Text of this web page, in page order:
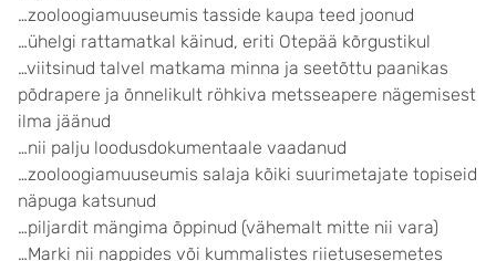
…zooloogiamuuseumis tasside kaupa teed joonud
…ühelgi rattamatkal käinud, eriti Otepää kõrgustikul
…viitsinud talvel matkama minna ja seetõttu paanikas
põdrapere ja õnnelikult röhkiva metsseapere nägemisest
ilma jäänud
…nii palju loodusdokumentaale vaadanud
…zooloogiamuuseumis salaja kõiki suurimetajate topiseid
näpuga katsunud
…piljardit mängima õppinud (vähemalt mitte nii vara)
…Marki nii nappides või kummalistes riietusesemetes